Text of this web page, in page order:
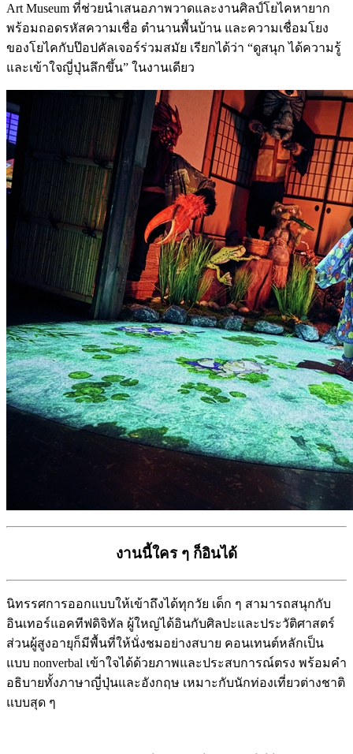
Art Museum ที่ช่วยนำเสนอภาพวาดและงานศิลป์โยไคหายาก
พร้อมถอดรหัสความเชื่อ ตำนานพื้นบ้าน และความเชื่อมโยง
ของโยไคกับป๊อปคัลเจอร์ร่วมสมัย เรียกได้ว่า “ดูสนุก ได้ความรู้
และเข้าใจญี่ปุ่นลึกขึ้น” ในงานเดียว
งานนี้ใคร ๆ ก็อินได้
นิทรรศการออกแบบให้เข้าถึงได้ทุกวัย เด็ก ๆ สามารถสนุกกับ
อินเทอร์แอคทีฟดิจิทัล ผู้ใหญ่ได้อินกับศิลปะและประวัติศาสตร์
ส่วนผู้สูงอายุก็มีพื้นที่ให้นั่งชมอย่างสบาย คอนเทนต์หลักเป็น
แบบ nonverbal เข้าใจได้ด้วยภาพและประสบการณ์ตรง พร้อมคำ
อธิบายทั้งภาษาญี่ปุ่นและอังกฤษ เหมาะกับนักท่องเที่ยวต่างชาติ
แบบสุด ๆ